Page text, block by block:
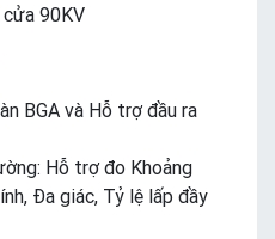
cửa 90KV
BGA và Hỗ trợ đầu ra
Hỗ trợ đo Khoảng
Đa giác, Tỷ lệ lấp đầy